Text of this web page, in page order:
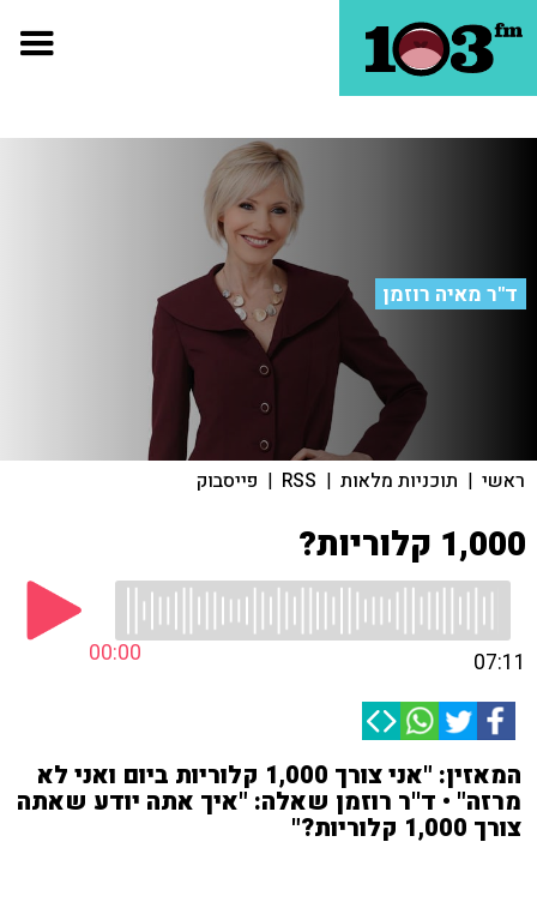
ד"ר מאיה רוזמן
ראשי | תוכניות מלאות |
RSS
| פייסבוק
1,000 קלוריות?
00:00 07:11
המאזין: "אני צורך 1,000 קלוריות ביום ואני לא
מרזה" • ד''ר רוזמן שאלה: "איך אתה יודע שאתה
צורך 1,000 קלוריות?"